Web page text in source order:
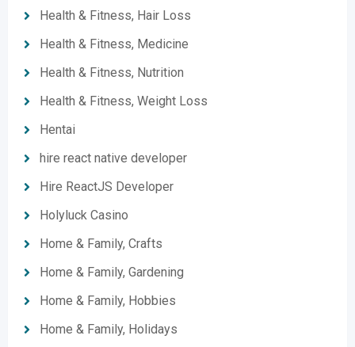
Health & Fitness, Hair Loss
Health & Fitness, Medicine
Health & Fitness, Nutrition
Health & Fitness, Weight Loss
Hentai
hire react native developer
Hire ReactJS Developer
Holyluck Casino
Home & Family, Crafts
Home & Family, Gardening
Home & Family, Hobbies
Home & Family, Holidays